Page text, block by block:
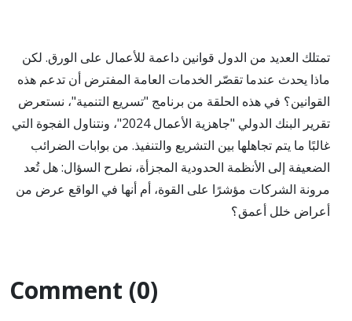
العوائق
الحقيقية
للنمو
تمتلك العديد من الدول قوانين داعمة للأعمال على الورق. لكن
ماذا يحدث عندما تقصّر الخدمات العامة المفترض أن تدعم هذه
القوانين؟ في هذه الحلقة من برنامج "تسريع التنمية"، نستعرض
تقرير البنك الدولي "جاهزية الأعمال 2024"، ونتناول الفجوة التي
غالبًا ما يتم تجاهلها بين التشريع والتنفيذ. من بوابات الضرائب
الضعيفة إلى الأنظمة الحدودية المجزأة، نطرح السؤال: هل تُعد
مرونة الشركات مؤشرًا على القوة، أم أنها في الواقع عرض من
أعراض خلل أعمق؟
Comment (0)